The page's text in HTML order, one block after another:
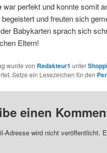
war perfekt und konnte somit
und freuten sich
Babykarten sprach sich
Eltern!
wurde von Redakteur1 unter
Setze ein Lesezeichen für den
einen
Adresse wird nicht veröffentlicht.